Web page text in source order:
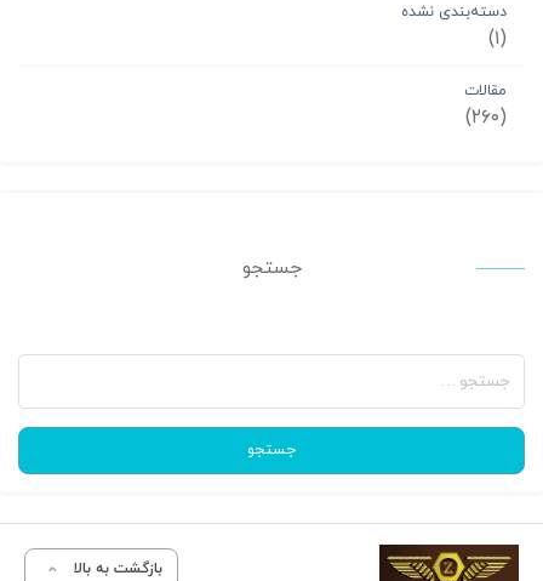
دسته‌بندی نشده
(۱)
مقالات
(۲۶۰)
جستجو
جستجو
برای:
جستجو
بازگشت به بالا